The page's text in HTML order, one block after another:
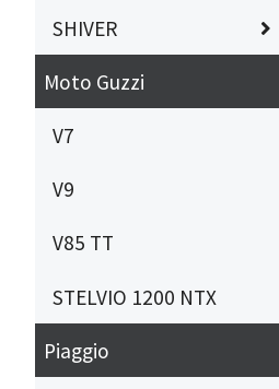
SHIVER
Moto Guzzi
V7
V9
V85 TT
STELVIO 1200 NTX
Piaggio